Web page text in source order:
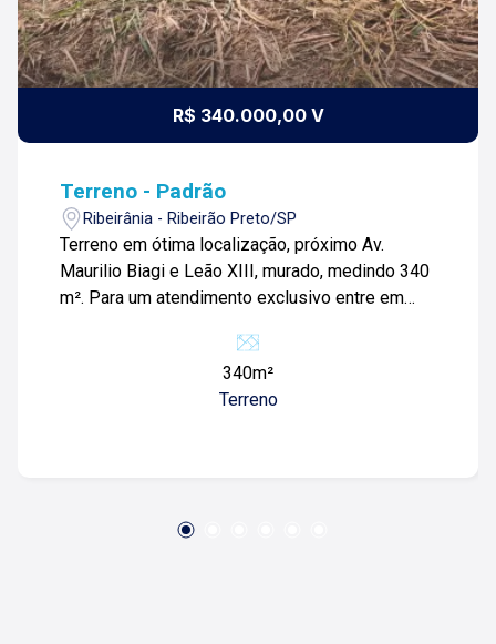
R$ 340.000,00 V
Terreno - Padrão
Ribeirânia - Ribeirão Preto/SP
Terreno em ótima localização, próximo Av.
Maurilio Biagi e Leão XIII, murado, medindo 340
m². Para um atendimento exclusivo entre em
340m²
Terreno